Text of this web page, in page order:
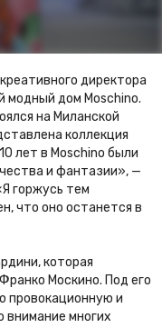
директора
модный дом Moschino.
на Миланской
коллекция
лет в Moschino были
и фантазии», —
горжусь тем
что оно останется в
которая
Москино. Под его
провокационную и
внимание многих